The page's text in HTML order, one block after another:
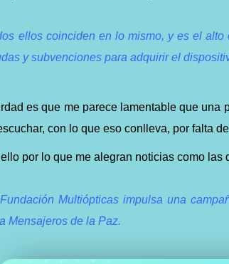
ellos coinciden en lo mismo, y es el
y subvenciones para adquirir el
es que me parece lamentable que una
con lo que eso conlleva, por falta
por lo que me alegran noticias como las
Multiópticas impulsa una
Mensajeros de la Paz.